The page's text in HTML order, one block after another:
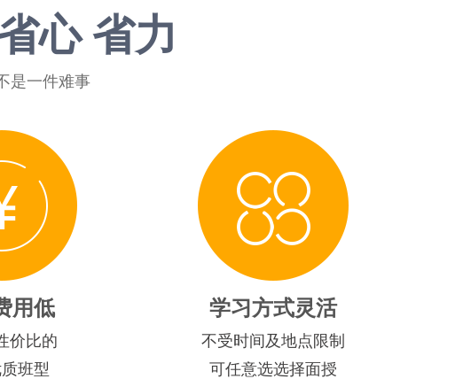
心 省力
是一件难事
用低
价比的
班型
学习方式灵活
不受时间及地点限制
可任意选选择面授